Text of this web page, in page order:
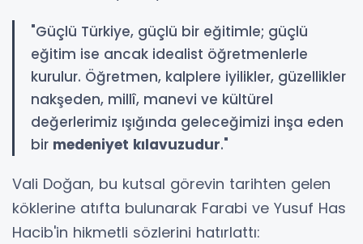
"Güçlü Türkiye, güçlü bir eğitimle; güçlü
eğitim ise ancak idealist öğretmenlerle
kurulur. Öğretmen, kalplere iyilikler, güzellikler
nakşeden, millî, manevi ve kültürel
değerlerimiz ışığında geleceğimizi inşa eden
bir medeniyet kılavuzudur."
Vali Doğan, bu kutsal görevin tarihten gelen
köklerine atıfta bulunarak Farabi ve Yusuf Has
Hacib'in hikmetli sözlerini hatırlattı: